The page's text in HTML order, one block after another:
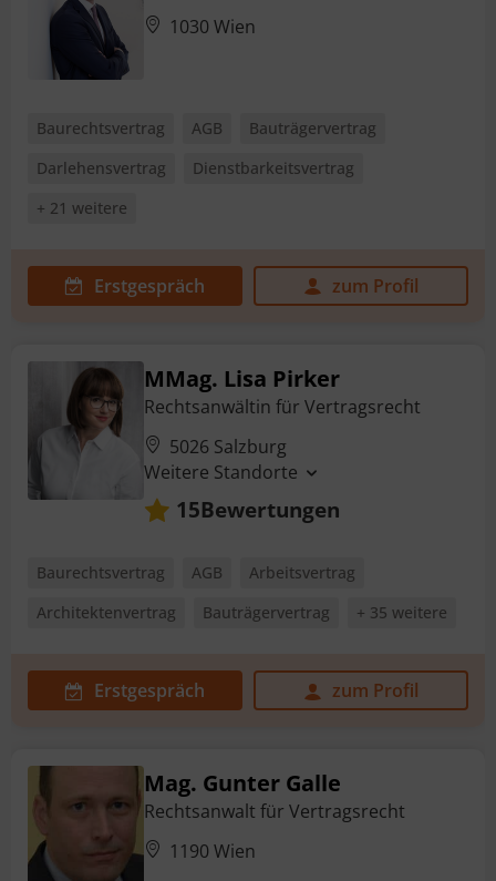
1030 Wien
Baurechtsvertrag AGB
Bauträgervertrag
Darlehensvertrag
Dienstbarkeitsvertrag
+ 21 weitere
Erstgespräch zum Profil
MMag. Lisa Pirker
Rechtsanwältin für Vertragsrecht
5026 Salzburg
Weitere Standorte
15Bewertungen
Baurechtsvertrag AGB
Arbeitsvertrag
Architektenvertrag
Bauträgervertrag + 35 weitere
Erstgespräch zum Profil
Mag. Gunter Galle
Rechtsanwalt für Vertragsrecht
1190 Wien